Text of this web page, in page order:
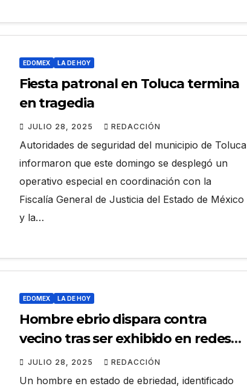
EDOMEX LA DE HOY
Fiesta patronal en Toluca termina
en tragedia
JULIO 28, 2025 REDACCIÓN
Autoridades de seguridad del municipio de Toluca
informaron que este domingo se desplegó un
operativo especial en coordinación con la
Fiscalía General de Justicia del Estado de México
y la…
EDOMEX LA DE HOY
Hombre ebrio dispara contra
vecino tras ser exhibido en redes
sociales
JULIO 28, 2025 REDACCIÓN
Un hombre en estado de ebriedad, identificado